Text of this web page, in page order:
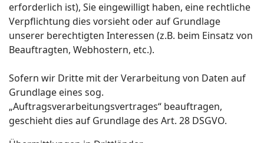
erforderlich ist), Sie eingewilligt haben, eine rechtliche
Verpflichtung dies vorsieht oder auf Grundlage
unserer berechtigten Interessen (z.B. beim Einsatz von
Beauftragten, Webhostern, etc.).
Sofern wir Dritte mit der Verarbeitung von Daten auf
Grundlage eines sog.
„Auftragsverarbeitungsvertrages“ beauftragen,
geschieht dies auf Grundlage des Art. 28 DSGVO.